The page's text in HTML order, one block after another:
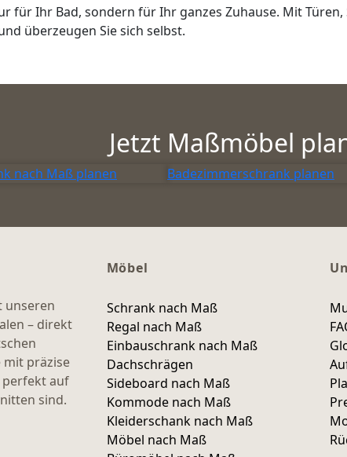
für Ihr Bad, sondern für Ihr ganzes Zuhause. Mit
überzeugen Sie sich selbst.
Jetzt Maßmöbel
nach Maß planen Badezimmerschrank planen
unseren
– direkt
präzise
perfekt auf
sind.
Möbel
Schrank nach Maß
Regal nach Maß
Einbauschrank nach Maß
Dachschrägen
Sideboard nach Maß
Kommode nach Maß
Kleiderschank nach Maß
Möbel nach Maß